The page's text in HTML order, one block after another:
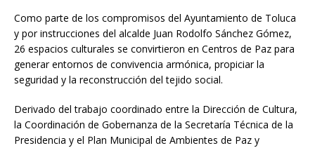
Como parte de los compromisos del Ayuntamiento de Toluca
y por instrucciones del alcalde Juan Rodolfo Sánchez Gómez,
26 espacios culturales se convirtieron en Centros de Paz para
generar entornos de convivencia armónica, propiciar la
seguridad y la reconstrucción del tejido social.
Derivado del trabajo coordinado entre la Dirección de Cultura,
la Coordinación de Gobernanza de la Secretaría Técnica de la
Presidencia y el Plan Municipal de Ambientes de Paz y